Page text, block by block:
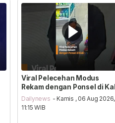
Viral Pelecehan Modus
Rekam dengan Ponsel di
Dailynews - Kamis , 06 Aug 2026,
11:15 WIB